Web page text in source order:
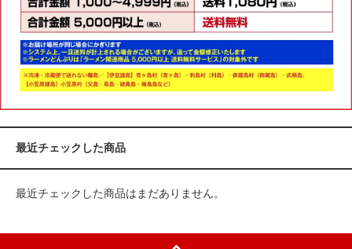
最近チェックした商品
最近チェックした商品はまだありません。